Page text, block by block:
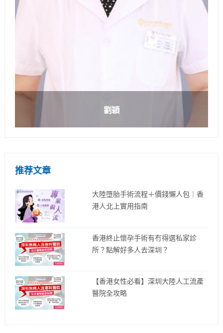
劉穎
推荐文章
大陸墮胎手術流程＋價錢懶人包｜香
港人北上實用指南
香港終止懷孕手術有冇得選私家診
所？點解好多人去深圳？
【香港女性必看】深圳大陸人工流產
醫院全攻略